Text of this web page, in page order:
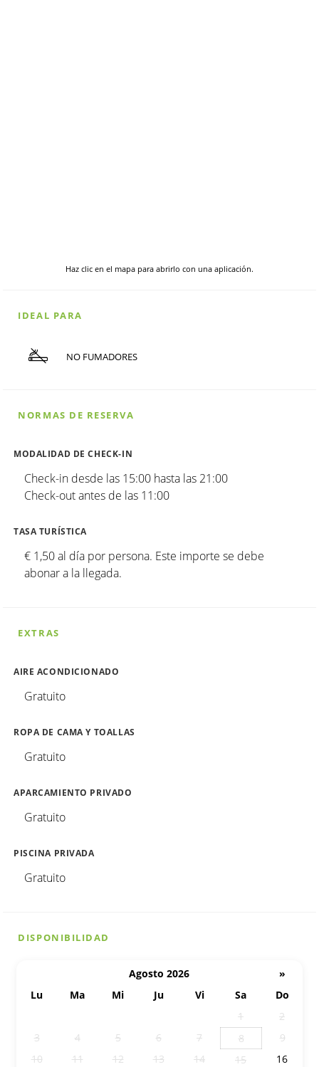
Haz clic en el mapa para abrirlo con una aplicación.
IDEAL PARA
NO FUMADORES
NORMAS DE RESERVA
MODALIDAD DE CHECK-IN
Check-in desde las 15:00 hasta las 21:00
Check-out antes de las 11:00
TASA TURÍSTICA
€ 1,50 al día por persona. Este importe se debe
abonar a la llegada.
EXTRAS
AIRE ACONDICIONADO
Gratuito
ROPA DE CAMA Y TOALLAS
Gratuito
APARCAMIENTO PRIVADO
Gratuito
PISCINA PRIVADA
Gratuito
DISPONIBILIDAD
Agosto 2026
»
Lu
Ma Mi Ju Vi Sa
Do
1
2
3
4 5 6 7 8
9
10
11 12 13 14 15
16